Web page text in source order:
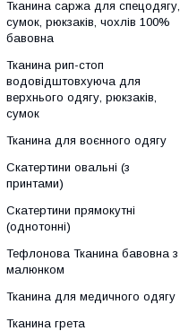
Тканина саржа для спецодягу,
сумок, рюкзаків, чохлів 100%
бавовна
Тканина рип-стоп
водовідштовхуюча для
верхнього одягу, рюкзаків,
сумок
Тканина для воєнного одягу
Скатертини овальні (з
принтами)
Скатертини прямокутні
(однотонні)
Тефлонова Тканина бавовна з
малюнком
Тканина для медичного одягу
Тканина грета